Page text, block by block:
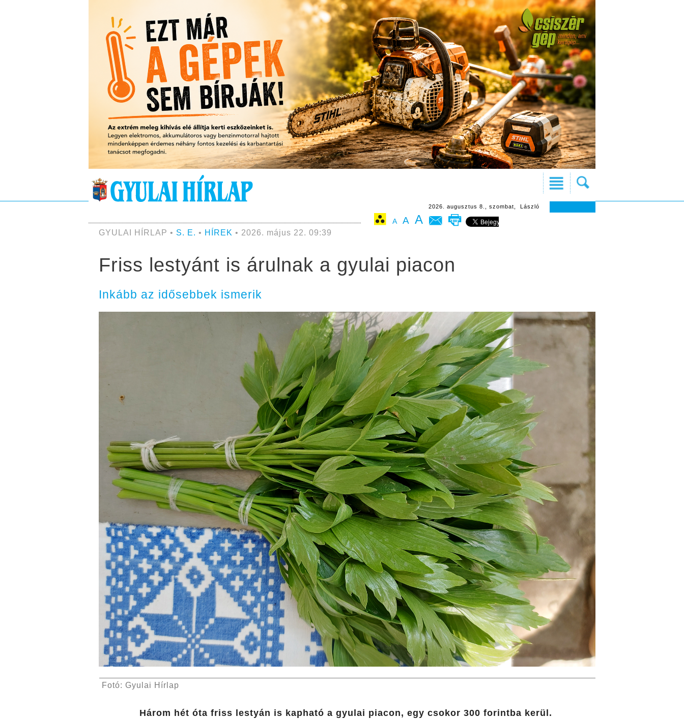
2026. augusztus 8., szombat, László
A A A
GYULAI HÍRLAP • S. E. • HÍREK • 2026. május 22. 09:39
Friss lestyánt is árulnak a gyulai piacon
Inkább az idősebbek ismerik
Fotó: Gyulai Hírlap
Három hét óta friss lestyán is kapható a gyulai piacon, egy csokor 300 forintba kerül.